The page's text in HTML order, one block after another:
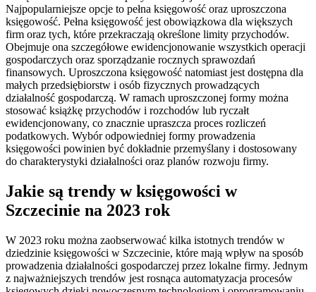
Najpopularniejsze opcje to pełna księgowość oraz uproszczona
księgowość. Pełna księgowość jest obowiązkowa dla większych
firm oraz tych, które przekraczają określone limity przychodów.
Obejmuje ona szczegółowe ewidencjonowanie wszystkich operacji
gospodarczych oraz sporządzanie rocznych sprawozdań
finansowych. Uproszczona księgowość natomiast jest dostępna dla
małych przedsiębiorstw i osób fizycznych prowadzących
działalność gospodarczą. W ramach uproszczonej formy można
stosować książkę przychodów i rozchodów lub ryczałt
ewidencjonowany, co znacznie upraszcza proces rozliczeń
podatkowych. Wybór odpowiedniej formy prowadzenia
księgowości powinien być dokładnie przemyślany i dostosowany
do charakterystyki działalności oraz planów rozwoju firmy.
Jakie są trendy w księgowości w
Szczecinie na 2023 rok
W 2023 roku można zaobserwować kilka istotnych trendów w
dziedzinie księgowości w Szczecinie, które mają wpływ na sposób
prowadzenia działalności gospodarczej przez lokalne firmy. Jednym
z najważniejszych trendów jest rosnąca automatyzacja procesów